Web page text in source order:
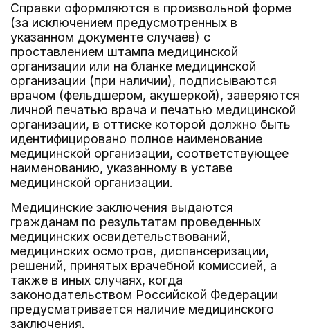
Справки оформляются в произвольной форме
(за исключением предусмотренных в
указанном документе случаев) с
проставлением штампа медицинской
организации или на бланке медицинской
организации (при наличии), подписываются
врачом (фельдшером, акушеркой), заверяются
личной печатью врача и печатью медицинской
организации, в оттиске которой должно быть
идентифицировано полное наименование
медицинской организации, соответствующее
наименованию, указанному в уставе
медицинской организации.
Медицинские заключения выдаются
гражданам по результатам проведенных
медицинских освидетельствований,
медицинских осмотров, диспансеризации,
решений, принятых врачебной комиссией, а
также в иных случаях, когда
законодательством Российской Федерации
предусматривается наличие медицинского
заключения.